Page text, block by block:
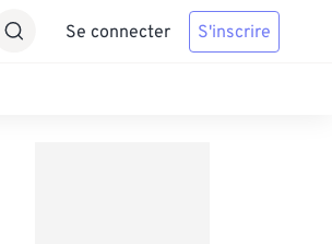
Se connecter S'inscrire